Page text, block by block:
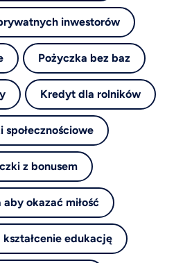
inwestorów
Pożyczka bez baz
Kredyt dla rolników
społecznościowe
z bonusem
aby okazać miłość
kształcenie edukację